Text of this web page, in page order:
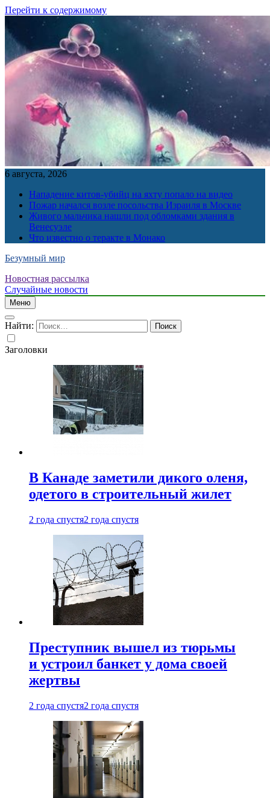
Перейти к содержимому
6 августа, 2026
Нападение китов-убийц на яхту попало на видео
Пожар начался возле посольства Израиля в Москве
Живого мальчика нашли под обломками здания в
Венесуэле
Что известно о теракте в Монако
Безумный мир
Новостная рассылка
Случайные новости
Меню
Найти:
Заголовки
В Канаде заметили дикого оленя,
одетого в строительный жилет
2 года спустя2 года спустя
Преступник вышел из тюрьмы
и устроил банкет у дома своей
жертвы
2 года спустя2 года спустя